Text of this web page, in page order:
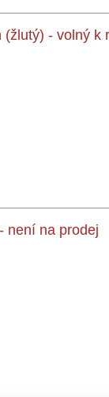
(žlutý) - volný k
není na prodej